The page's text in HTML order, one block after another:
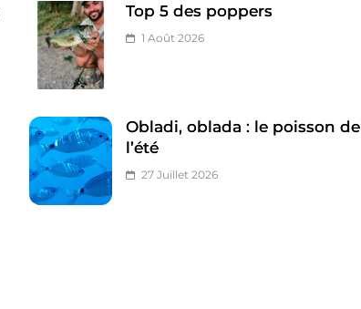
Top 5 des poppers
1 Août 2026
Obladi, oblada : le poisson de
l’été
27 Juillet 2026